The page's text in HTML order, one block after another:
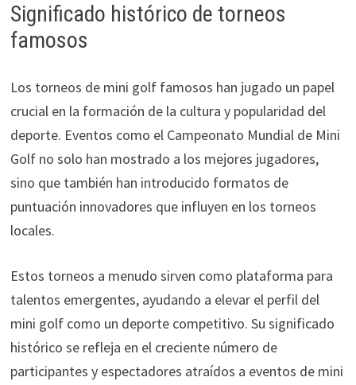
Significado histórico de torneos
famosos
Los torneos de mini golf famosos han jugado un papel
crucial en la formación de la cultura y popularidad del
deporte. Eventos como el Campeonato Mundial de Mini
Golf no solo han mostrado a los mejores jugadores,
sino que también han introducido formatos de
puntuación innovadores que influyen en los torneos
locales.
Estos torneos a menudo sirven como plataforma para
talentos emergentes, ayudando a elevar el perfil del
mini golf como un deporte competitivo. Su significado
histórico se refleja en el creciente número de
participantes y espectadores atraídos a eventos de mini